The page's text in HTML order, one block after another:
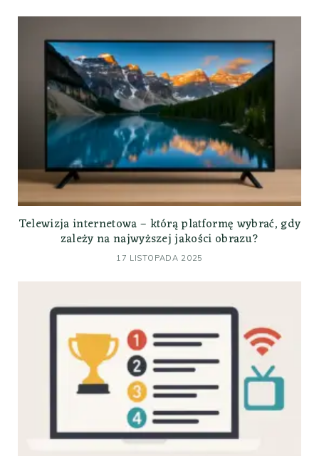
Telewizja internetowa – którą platformę wybrać, gdy
zależy na najwyższej jakości obrazu?
17 LISTOPADA 2025